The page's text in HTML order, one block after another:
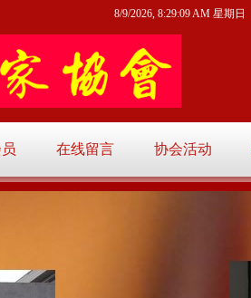
在线留言 协会活动
8/9/2026, 8:29:10 AM 星期日